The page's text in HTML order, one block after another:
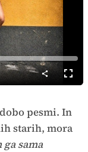
način
pesmi. In
starih, mora
ga sama